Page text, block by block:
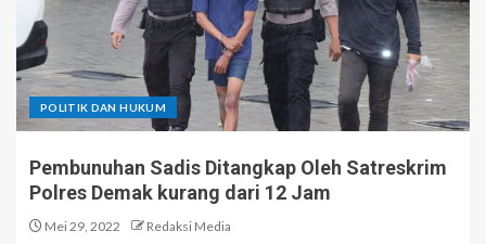
POLITIK DAN HUKUM
Pembunuhan Sadis Ditangkap Oleh Satreskrim
Polres Demak kurang dari 12 Jam
Mei 29, 2022 Redaksi Media